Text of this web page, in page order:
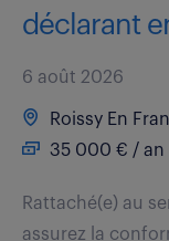
déclarant
6 août 2026
Roissy En
35 000 € / an
Rattaché(e) au
assurez la